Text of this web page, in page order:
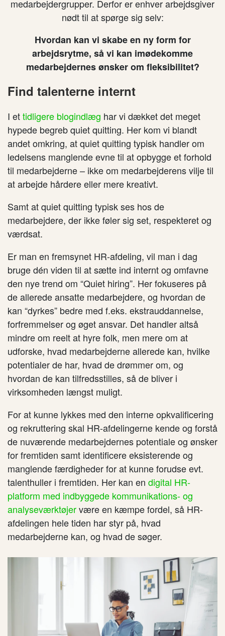
medarbejdergrupper. Derfor er enhver arbejdsgiver
nødt til at spørge sig selv:
Hvordan kan vi skabe en ny form for
arbejdsrytme, så vi kan imødekomme
medarbejdernes ønsker om fleksibilitet?
Find talenterne internt
I ettidligere blogindlæg har vi dækket det meget
hypede begreb quiet quitting. Her kom vi blandt
andet omkring, at quiet quitting typisk handler om
ledelsens manglende evne til at opbygge et forhold
til medarbejderne – ikke om medarbejderens vilje til
at arbejde hårdere eller mere kreativt.
Samt at quiet quitting typisk ses hos de
medarbejdere, der ikke føler sig set, respekteret og
værdsat.
Er man en fremsynet HR-afdeling, vil man i dag
bruge dén viden til at sætte ind internt og omfavne
den nye trend om “Quiet hiring”. Her fokuseres på
de allerede ansatte medarbejdere, og hvordan de
kan “dyrkes” bedre med f.eks. ekstrauddannelse,
forfremmelser og øget ansvar. Det handler altså
mindre om reelt at hyre folk, men mere om at
udforske, hvad medarbejderne allerede kan, hvilke
potentialer de har, hvad de drømmer om, og
hvordan de kan tilfredsstilles, så de bliver i
virksomheden længst muligt.
For at kunne lykkes med den interne opkvalificering
og rekruttering skal HR-afdelingerne kende og forstå
de nuværende medarbejdernes potentiale og ønsker
for fremtiden samt identificere eksisterende og
manglende færdigheder for at kunne forudse evt.
talenthuller i fremtiden. Her kan en digital HR-
platform med indbyggede kommunikations- og
analyseværktøjervære en kæmpe fordel, så HR-
afdelingen hele tiden har styr på, hvad
medarbejderne kan, og hvad de søger.